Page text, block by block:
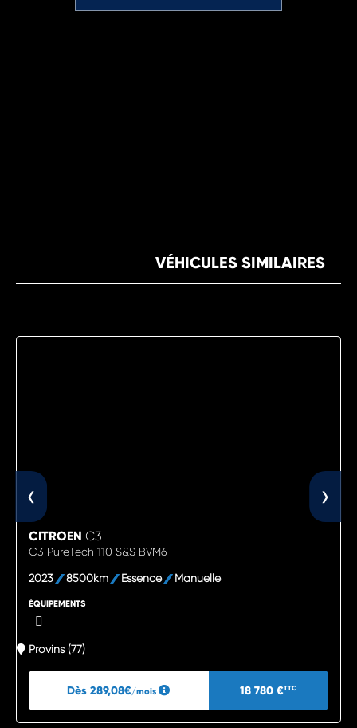
VÉHICULES SIMILAIRES
CITROEN C3
C3 PureTech 110 S&S BVM6
2023 8500km Essence Manuelle
ÉQUIPEMENTS
Provins (77)
Dès 289,08€/mois 18 780 €TTC
‹ ›